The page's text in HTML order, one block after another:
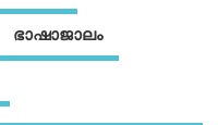
ഭാഷാജാലം